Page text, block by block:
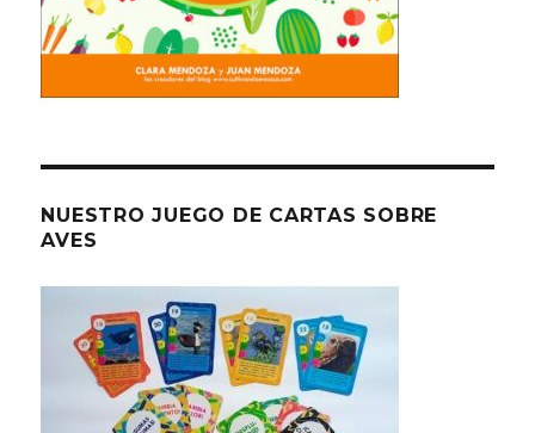
NUESTRO JUEGO DE CARTAS SOBRE
AVES